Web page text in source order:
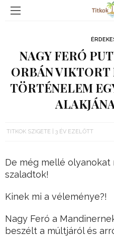
NAGY FERÓ
ORBÁN VIKTORT
TÖRTÉNELEM
TITKOK SZIGETE 3 ÉV EZELŐTT
De még mellé
szaladtok!
Kinek mi a véleménye?!
Nagy Feró a
beszélt a múltjáról és